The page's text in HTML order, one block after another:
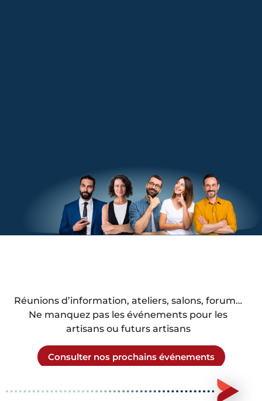
Réunions d’information, ateliers, salons, forum…
Ne manquez pas les événements pour les
artisans ou futurs artisans
Consulter nos prochains événements